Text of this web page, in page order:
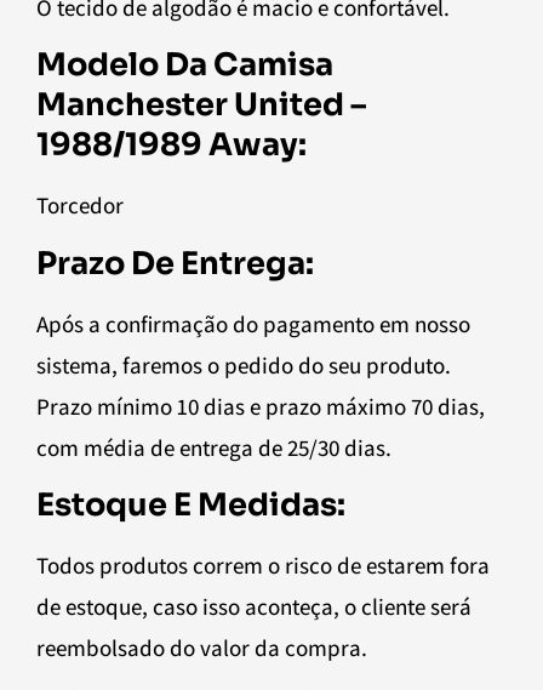
O tecido de algodão é macio e confortável.
Modelo Da Camisa
Manchester United –
1988/1989 Away:
Torcedor
Prazo De Entrega:
Após a confirmação do pagamento em nosso
sistema, faremos o pedido do seu produto.
Prazo mínimo 10 dias e prazo máximo 70 dias,
com média de entrega de 25/30 dias.
Estoque E Medidas:
Todos produtos correm o risco de estarem fora
de estoque, caso isso aconteça, o cliente será
reembolsado do valor da compra.